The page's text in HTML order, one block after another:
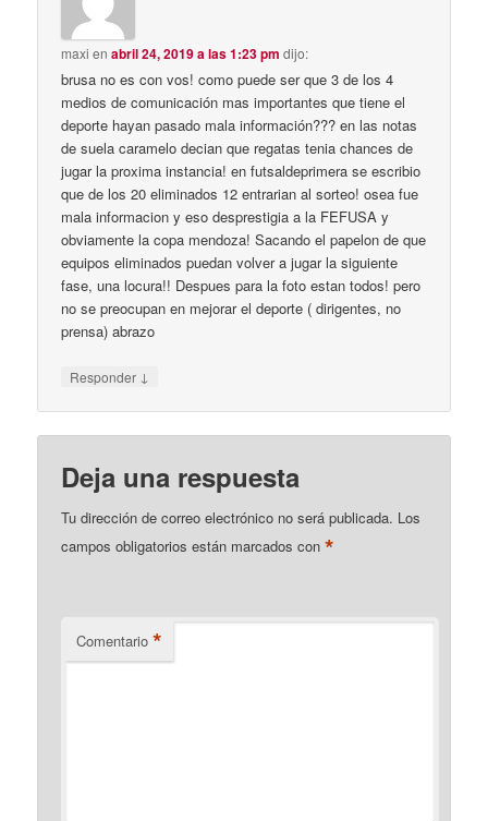
maxi enabril 24, 2019 a las 1:23 pm dijo:
brusa no es con vos! como puede ser que 3 de los 4
medios de comunicación mas importantes que tiene el
deporte hayan pasado mala información??? en las notas
de suela caramelo decian que regatas tenia chances de
jugar la proxima instancia! en futsaldeprimera se escribio
que de los 20 eliminados 12 entrarian al sorteo! osea fue
mala informacion y eso desprestigia a la FEFUSA y
obviamente la copa mendoza! Sacando el papelon de que
equipos eliminados puedan volver a jugar la siguiente
fase, una locura!! Despues para la foto estan todos! pero
no se preocupan en mejorar el deporte ( dirigentes, no
prensa) abrazo
Responder ↓
Deja una respuesta
Tu dirección de correo electrónico no será publicada. Los
campos obligatorios están marcados con*
Comentario *